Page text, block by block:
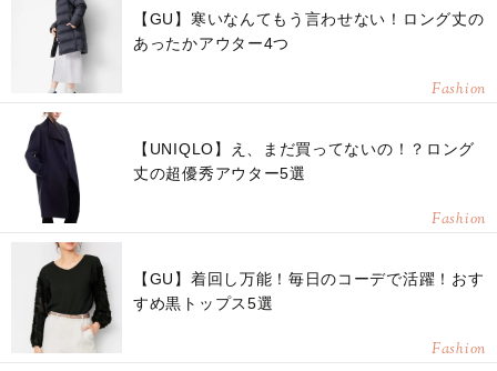
【GU】寒いなんてもう言わせない！ロング丈の
あったかアウター4つ
Fashion
【UNIQLO】え、まだ買ってないの！？ロング
丈の超優秀アウター5選
Fashion
【GU】着回し万能！毎日のコーデで活躍！おす
すめ黒トップス5選
Fashion